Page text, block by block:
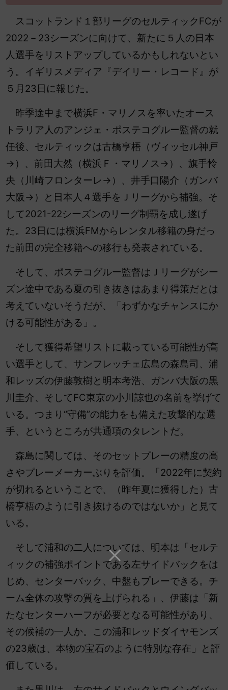
スコットランド１部リーグのセルティックFCが
2022－23シーズンに向けて、新たに５人の日本
人選手をリストアップしているかもしれないとい
う。イギリスメディア『デイリー・レコード』が
５月23日に報じた。
昨季途中まで横浜F・マリノスを率いたオース
トラリア人のアンジェ・ポステコグルー監督の就
任後、セルティックは古橋亨梧（ヴィッセル神戸
→）、前田大然（横浜Ｆ・マリノス→）、旗手怜
央（川崎フロンターレ→）、井手口陽介（ガンバ
大阪→）と日本人４選手をＪリーグから補強。そ
して2021-22シーズンのリーグ制覇を成し遂げ
た。23日には横浜FMからレンタル移籍の身だっ
た前田の完全移籍への移行も発表されている。
そして、ポステコグルー監督はＪリーグがシー
ズン途中である夏の引き抜きはあまり得策だとは
考えていないそうだが、「わずかなチャンスにか
ける可能性がある」。
そして獲得希望リストに載っている可能性が高
い選手として、サンフレッチェ広島の森島司、浦
和レッズの伊藤敦樹と明本考浩、ガンバ大阪の黒
川圭介、そしてFC東京の小川諒也の名前を挙げて
いる。つまり“守備”の能力をも備えた攻撃的な選
手、というところが共通項のタレントだ。
森島に関しては、そのセットプレーの精度の高
さやプレーメーカーぶりを評価。「2022年に契約
が切れるということで、（昨年夏に獲得した）古
橋亨梧のように引き抜けるのではないか」と見て
いる。
そして浦和の二人については、明本は「セルテ
ィックの補強ポイントである左サイドバックをは
じめ、センターバック、中盤もプレーできる。チ
ーム全体の攻撃の質を上げられる」、伊藤は「新
たなセンターハーフが必要となる可能性があり、
その候補の一人か。この浦和レッドダイヤモンズ
の23歳は、本物の宝石のように特別な存在」と評
価している。